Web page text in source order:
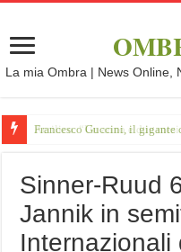
La mia Ombra | News Online,
Francesco Guccini, il gigante
Sinner-Ruud
Jannik in
Internazionali